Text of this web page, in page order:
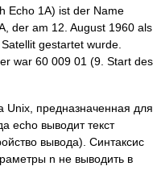
Echo 1A) ist der Name
der am 12. August 1960 als
gestartet wurde.
war 60 009 01 (9. Start des
Unix, предназначенная для
echo выводит текст
вывода). Синтаксис
n не выводить в